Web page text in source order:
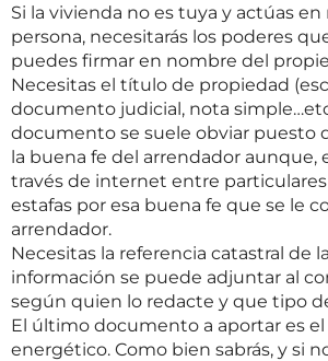
Si la vivienda no es tuya y actúas
persona, necesitarás los poderes
puedes firmar en nombre del
Necesitas el título de propiedad
documento judicial, nota
documento se suele obviar puesto
la buena fe del arrendador aunque,
través de internet entre
estafas por esa buena fe que se le
arrendador.
Necesitas la referencia catastral de
información se puede adjuntar al
según quien lo redacte y que tipo
El último documento a aportar es
energético. Como bien sabrás, y si